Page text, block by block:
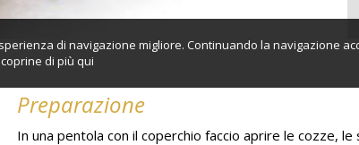
di navigazione migliore. Continuando la navigazione
di più qui
Preparazione
In una pentola con il coperchio faccio aprire le cozze,